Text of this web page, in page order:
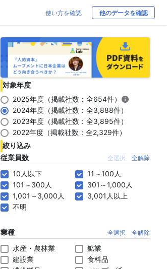
使い方を確認 他のデータを確認
対象年度
2025年度（掲載社数：全654件）
2024年度（掲載社数：全3,888件）
2023年度（掲載社数：全3,895件）
2022年度（掲載社数：全2,329件）
絞り込み
従業員数
全選択 全解除
10人以下
11～100人
101～300人
301～1,000人
1,001～3,000人
3,001人以上
不明
業種 全選択 全解除
水産・農林業
鉱業
建設業
食料品